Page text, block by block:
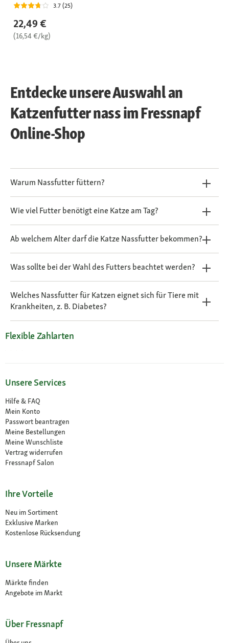
3.7 (25)
22,49 €
(16,54 €/kg)
Entdecke unsere Auswahl an
Katzenfutter nass im Fressnapf
Online-Shop
Warum Nassfutter füttern?
Wie viel Futter benötigt eine Katze am Tag?
Ab welchem Alter darf die Katze Nassfutter bekommen?
Was sollte bei der Wahl des Futters beachtet werden?
Welches Nassfutter für Katzen eignet sich für Tiere mit
Krankheiten, z. B. Diabetes?
Flexible Zahlarten
Unsere Services
Hilfe & FAQ
Mein Konto
Passwort beantragen
Meine Bestellungen
Meine Wunschliste
Vertrag widerrufen
Fressnapf Salon
Ihre Vorteile
Neu im Sortiment
Exklusive Marken
Kostenlose Rücksendung
Unsere Märkte
Märkte finden
Angebote im Markt
Über Fressnapf